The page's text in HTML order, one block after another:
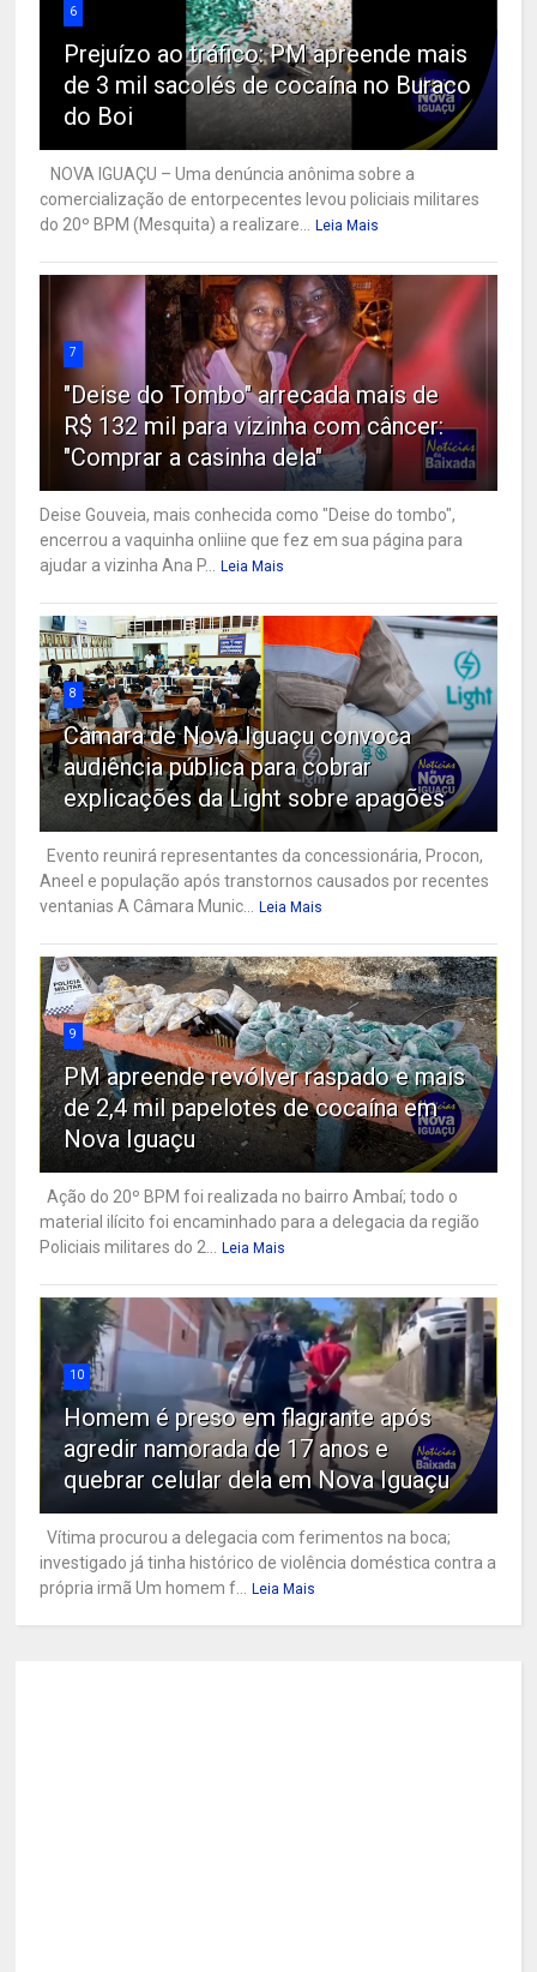
6
Prejuízo ao tráfico: PM apreende mais
de 3 mil sacolés de cocaína no Buraco
do Boi
NOVA IGUAÇU – Uma denúncia anônima sobre a
comercialização de entorpecentes levou policiais militares
do 20º BPM (Mesquita) a realizare...
Leia Mais
7
"Deise do Tombo" arrecada mais de
R$ 132 mil para vizinha com câncer:
"Comprar a casinha dela"
Deise Gouveia, mais conhecida como "Deise do tombo",
encerrou a vaquinha onliine que fez em sua página para
ajudar a vizinha Ana P...
Leia Mais
8
Câmara de Nova Iguaçu convoca
audiência pública para cobrar
explicações da Light sobre apagões
Evento reunirá representantes da concessionária, Procon,
Aneel e população após transtornos causados por recentes
ventanias A Câmara Munic...
Leia Mais
9
PM apreende revólver raspado e mais
de 2,4 mil papelotes de cocaína em
Nova Iguaçu
Ação do 20º BPM foi realizada no bairro Ambaí; todo o
material ilícito foi encaminhado para a delegacia da região
Policiais militares do 2...
Leia Mais
10
Homem é preso em flagrante após
agredir namorada de 17 anos e
quebrar celular dela em Nova Iguaçu
Vítima procurou a delegacia com ferimentos na boca;
investigado já tinha histórico de violência doméstica contra a
própria irmã Um homem f...
Leia Mais